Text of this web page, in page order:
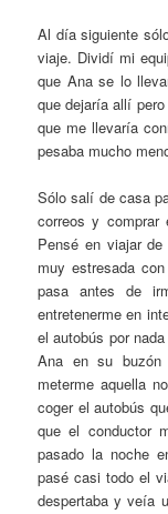
Al día siguiente
viaje. Dividí mi
que Ana se lo
que dejaría allí
que me llevaría
pesaba mucho
Sólo salí de casa
correos y
Pensé en viajar
muy estresada
pasa antes de
entretenerme en
el autobús por
Ana en su buzón
meterme aquella
coger el autobús
que el conductor
pasado la noche
pasé casi todo el
despertaba y veía